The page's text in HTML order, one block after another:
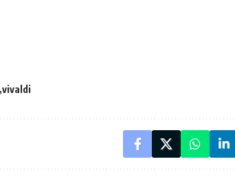
vivaldi